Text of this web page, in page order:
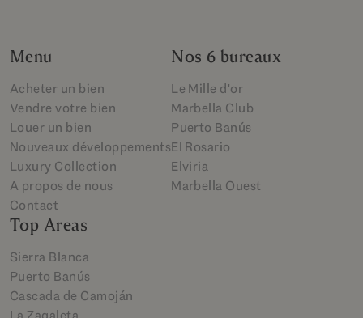
Menu
Acheter un bien
Vendre votre bien
Louer un bien
Nouveaux développements
Luxury Collection
A propos de nous
Contact
Nos 6 bureaux
Le Mille d'or
Marbella Club
Puerto Banús
El Rosario
Elviria
Marbella Ouest
Top Areas
Sierra Blanca
Puerto Banús
Cascada de Camoján